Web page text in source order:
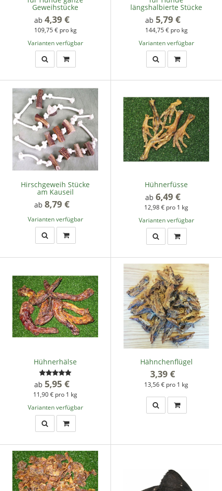
Geweihstücke
ab 4,39 €
109,75 € pro kg
Varianten verfügbar
längshalbierte Stücke
ab 5,79 €
144,75 € pro kg
Varianten verfügbar
Hirschgeweih Stücke
am Kauseil
ab 8,79 €
Varianten verfügbar
Hühnerfüsse
ab 6,49 €
12,98 € pro 1 kg
Varianten verfügbar
Hühnerhälse
ab 5,95 €
11,90 € pro 1 kg
Varianten verfügbar
Hähnchenflügel
3,39 €
13,56 € pro 1 kg